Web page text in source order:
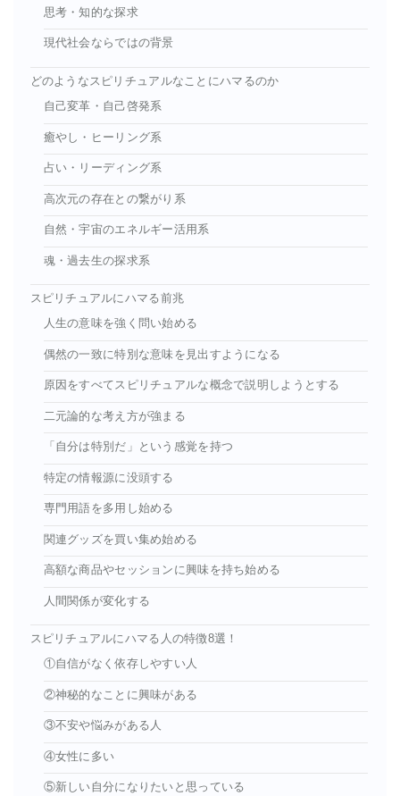
思考・知的な探求
現代社会ならではの背景
どのようなスピリチュアルなことにハマるのか
自己変革・自己啓発系
癒やし・ヒーリング系
占い・リーディング系
高次元の存在との繋がり系
自然・宇宙のエネルギー活用系
魂・過去生の探求系
スピリチュアルにハマる前兆
人生の意味を強く問い始める
偶然の一致に特別な意味を見出すようになる
原因をすべてスピリチュアルな概念で説明しようとする
二元論的な考え方が強まる
「自分は特別だ」という感覚を持つ
特定の情報源に没頭する
専門用語を多用し始める
関連グッズを買い集め始める
高額な商品やセッションに興味を持ち始める
人間関係が変化する
スピリチュアルにハマる人の特徴8選！
①自信がなく依存しやすい人
②神秘的なことに興味がある
③不安や悩みがある人
④女性に多い
⑤新しい自分になりたいと思っている